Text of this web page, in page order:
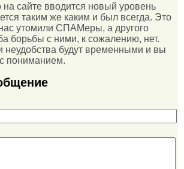
на сайте вводится новый уровень
таким же каким и был всегда. Это
утомили СПАМеры, а другого
борьбы с ними, к сожалению, нет.
неудобства будут временными и вы
пониманием.